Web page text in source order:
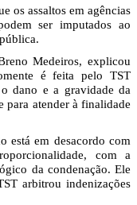
os assaltos em agências
ser imputados ao
Medeiros, explicou
é feita pelo TST
dano e a gravidade da
para atender à finalidade
está em desacordo com
com a
da condenação. Ele
arbitrou indenizações